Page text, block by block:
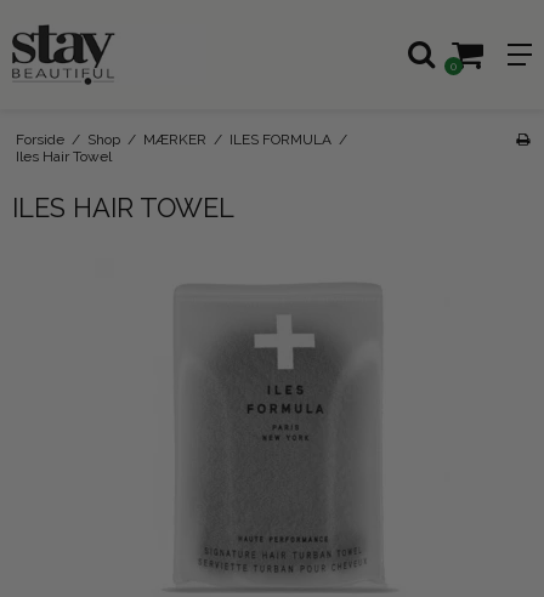
0
Forside / Shop / MÆRKER / ILES FORMULA /
Iles Hair Towel
ILES HAIR TOWEL